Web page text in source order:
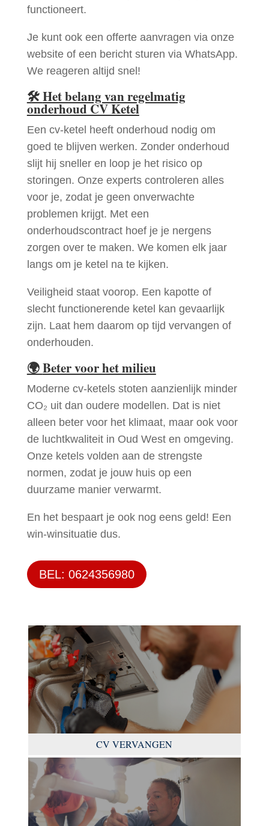
functioneert.
Je kunt ook een offerte aanvragen via onze
website of een bericht sturen via WhatsApp.
We reageren altijd snel!
🛠Het belang van regelmatig
onderhoud CV Ketel
Een cv-ketel heeft onderhoud nodig om
goed te blijven werken. Zonder onderhoud
slijt hij sneller en loop je het risico op
storingen. Onze experts controleren alles
voor je, zodat je geen onverwachte
problemen krijgt. Met een
onderhoudscontract hoef je je nergens
zorgen over te maken. We komen elk jaar
langs om je ketel na te kijken.
Veiligheid staat voorop. Een kapotte of
slecht functionerende ketel kan gevaarlijk
zijn. Laat hem daarom op tijd vervangen of
onderhouden.
🌍Beter voor het milieu
Moderne cv-ketels stoten aanzienlijk minder
CO₂ uit dan oudere modellen. Dat is niet
alleen beter voor het klimaat, maar ook voor
de luchtkwaliteit in Oud West en omgeving.
Onze ketels volden aan de strengste
normen, zodat je jouw huis op een
duurzame manier verwarmt.
En het bespaart je ook nog eens geld! Een
win-winsituatie dus.
BEL: 0624356980
CV VERVANGEN